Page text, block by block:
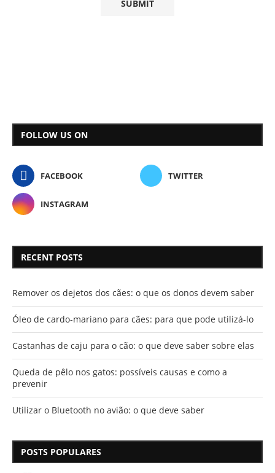
FOLLOW US ON
FACEBOOK TWITTER
INSTAGRAM
RECENT POSTS
Remover os dejetos dos cães: o que os donos devem saber
Óleo de cardo-mariano para cães: para que pode utilizá-lo
Castanhas de caju para o cão: o que deve saber sobre elas
Queda de pêlo nos gatos: possíveis causas e como a
prevenir
Utilizar o Bluetooth no avião: o que deve saber
POSTS POPULARES